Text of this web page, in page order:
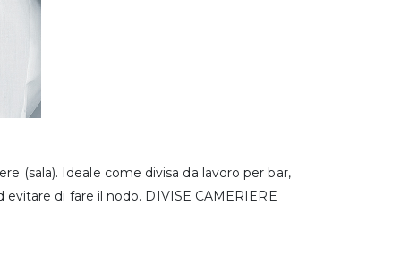
(sala). Ideale come divisa da lavoro per bar,
di fare il nodo. DIVISE CAMERIERE